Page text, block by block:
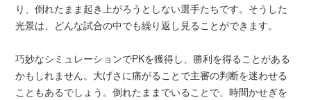
り、倒れたまま起き上がろうとしない選手たちです。そうした
光景は、どんな試合の中でも繰り返し見ることができます。
巧妙なシミュレーションでPKを獲得し、勝利を得ることがある
かもしれません。大げさに痛がることで主審の判断を迷わせる
こともあるでしょう。倒れたままでいることで、時間かせぎを